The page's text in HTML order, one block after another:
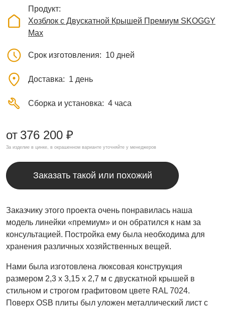
Продукт
Хозблок с Двускатной Крышей Премиум SKOGGY
Max
Срок изготовления 10 дней
Доставка 1 день
Сборка и установка 4 часа
от 376 200 ₽
За изделие в цинке, в окрашенном варианте уточняйте у менеджеров
Заказать такой или похожий
Заказчику этого проекта очень понравилась наша
модель линейки «премиум» и он обратился к нам за
консультацией. Постройка ему была необходима для
хранения различных хозяйственных вещей.
Нами была изготовлена люксовая конструкция
размером 2,3 х 3,15 х 2,7 м с двускатной крышей в
стильном и строгом графитовом цвете RAL 7024.
Поверх OSB плиты был уложен металлический лист с